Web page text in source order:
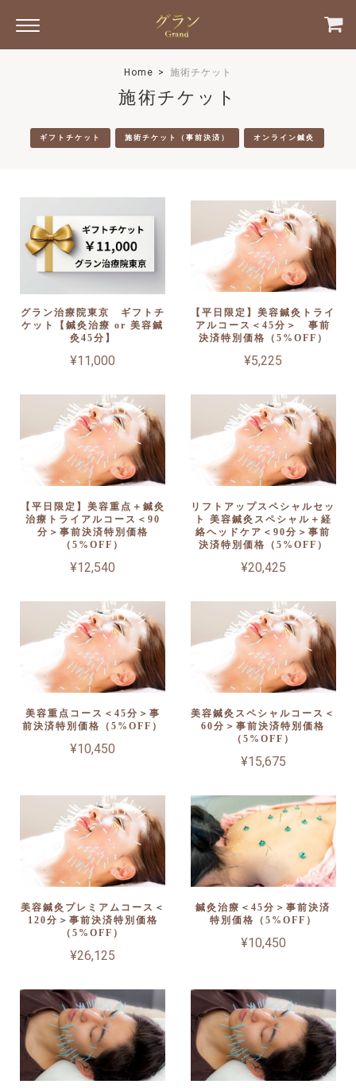
Home 施術チケット
施術チケット
ギフトチケット 施術チケット（事前決済） オンライン鍼灸
グラン治療院東京 ギフトチ
ケット【鍼灸治療 or 美容鍼
灸45分】
¥11,000
【平日限定】美容鍼灸トライ
アルコース＜45分＞ 事前
決済特別価格（5%OFF）
¥5,225
【平日限定】美容重点＋鍼灸
治療トライアルコース＜90
分＞事前決済特別価格
（5%OFF）
¥12,540
リフトアップスペシャルセッ
ト 美容鍼灸スペシャル＋経
絡ヘッドケア＜90分＞事前
決済特別価格（5%OFF）
¥20,425
美容重点コース＜45分＞事
前決済特別価格（5%OFF）
¥10,450
美容鍼灸スペシャルコース＜
60分＞事前決済特別価格
（5%OFF）
¥15,675
美容鍼灸プレミアムコース＜
120分＞事前決済特別価格
（5%OFF）
¥26,125
鍼灸治療＜45分＞事前決済
特別価格（5%OFF）
¥10,450